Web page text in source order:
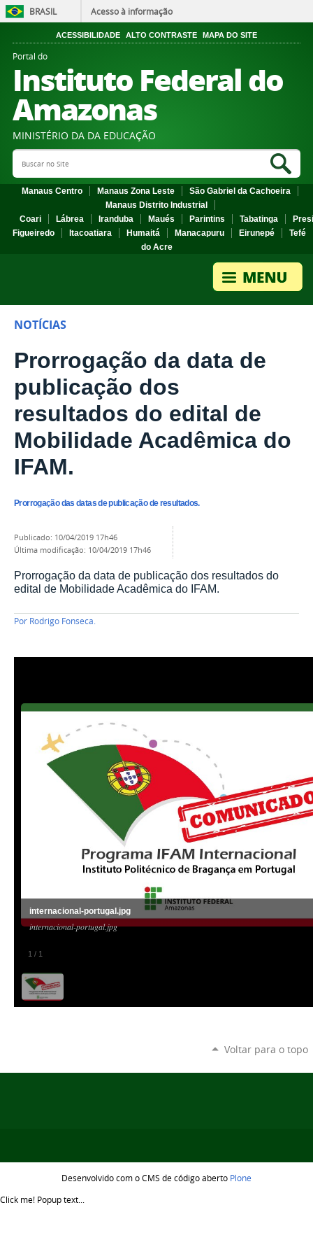
BRASIL Acesso à informação
ACESSIBILIDADE ALTO CONTRASTE MAPA DO SITE
Portal do
Instituto Federal do
Amazonas
MINISTÉRIO DA DA EDUCAÇÃO
Search Site
Manaus Centro Manaus Zona Leste
São Gabriel da Cachoeira
Manaus Distrito Industrial
Coari
Lábrea Iranduba Maués Parintins Tabatinga
Figueiredo
Itacoatiara Humaitá Manacapuru Eirunepé
Tefé
do Acre
NOTÍCIAS
Prorrogação da data de
publicação dos
resultados do edital de
Mobilidade Acadêmica do
IFAM.
Prorrogação das datas de publicação de resultados.
publicado: 10/04/2019 17h46
última modificação: 10/04/2019 17h46
Prorrogação da data de publicação dos resultados do
edital de Mobilidade Acadêmica do IFAM.
Por Rodrigo Fonseca.
1 / 1
internacional-portugal.jpg
internacional-portugal.jpg
Voltar para o topo
Desenvolvido com o CMS de código aberto Plone
Click me! Popup text...